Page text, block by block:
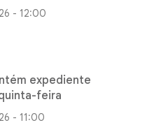
- 12:00
expediente
feira
- 11:00